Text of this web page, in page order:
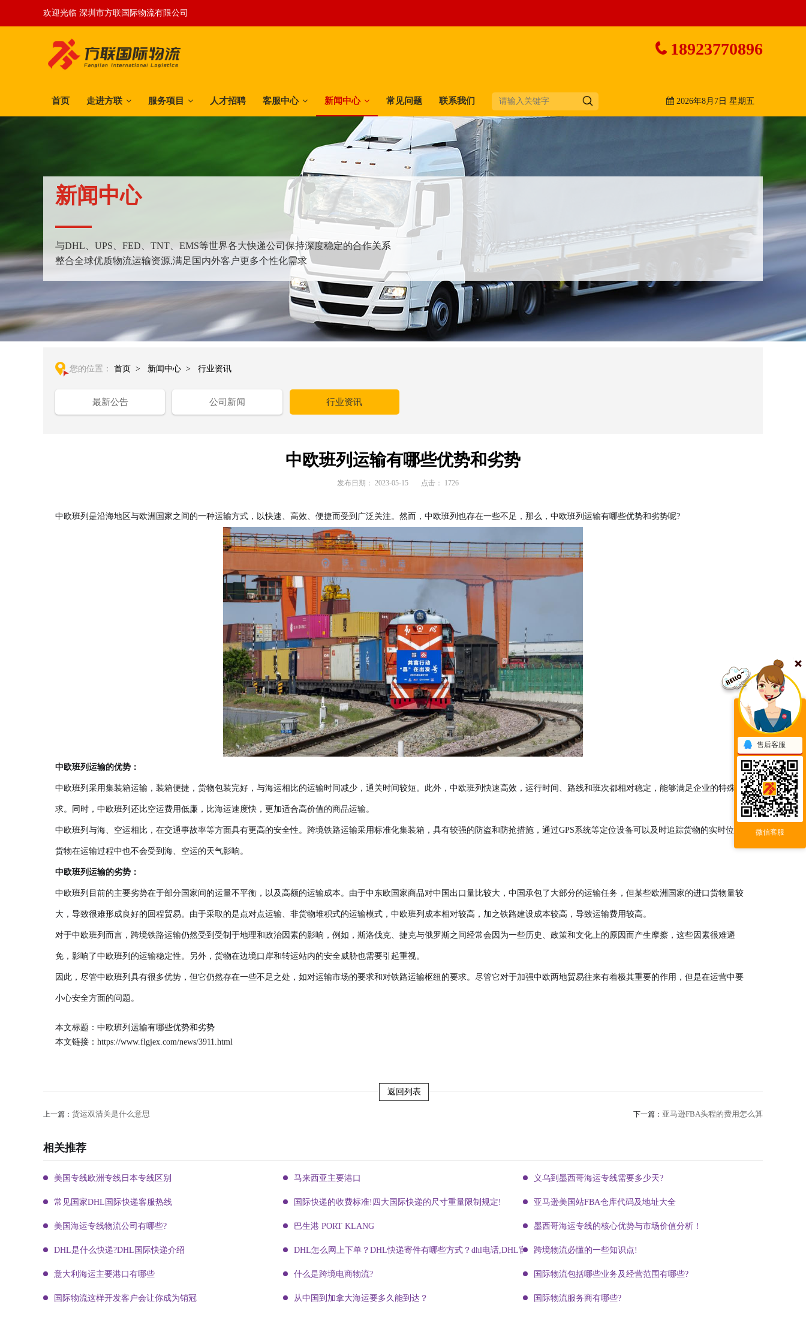
欢迎光临 深圳市方联国际物流有限公司
18923770896
首页 走进方联 服务项目 人才招聘 客服中心 新闻中心 常见问题 联系我们 2026年8月7日 星期五
新闻中心
与DHL、UPS、FED、TNT、EMS等世界各大快递公司保持深度稳定的合作关系
整合全球优质物流运输资源,满足国内外客户更多个性化需求
您的位置： 首页 > 新闻中心 > 行业资讯
最新公告 公司新闻 行业资讯
中欧班列运输有哪些优势和劣势
发布日期： 2023-05-15 点击： 1726
中欧班列是沿海地区与欧洲国家之间的一种运输方式，以快速、高效、便捷而受到广泛关注。然而，中欧班列也存在一些不足，那么，中欧班列运输有哪些优势和劣势呢?
中欧班列运输的优势：
中欧班列采用集装箱运输，装箱便捷，货物包装完好，与海运相比的运输时间减少，通关时间较短。此外，中欧班列快速高效，运行时间、路线和班次都相对稳定，能够满足企业的特殊需
求。同时，中欧班列还比空运费用低廉，比海运速度快，更加适合高价值的商品运输。
中欧班列与海、空运相比，在交通事故率等方面具有更高的安全性。跨境铁路运输采用标准化集装箱，具有较强的防盗和防抢措施，通过GPS系统等定位设备可以及时追踪货物的实时位置，
货物在运输过程中也不会受到海、空运的天气影响。
中欧班列运输的劣势：
中欧班列目前的主要劣势在于部分国家间的运量不平衡，以及高额的运输成本。由于中东欧国家商品对中国出口量比较大，中国承包了大部分的运输任务，但某些欧洲国家的进口货物量较
大，导致很难形成良好的回程贸易。由于采取的是点对点运输、非货物堆积式的运输模式，中欧班列成本相对较高，加之铁路建设成本较高，导致运输费用较高。
对于中欧班列而言，跨境铁路运输仍然受到受制于地理和政治因素的影响，例如，斯洛伐克、捷克与俄罗斯之间经常会因为一些历史、政策和文化上的原因而产生摩擦，这些因素很难避
免，影响了中欧班列的运输稳定性。另外，货物在边境口岸和转运站内的安全威胁也需要引起重视。
因此，尽管中欧班列具有很多优势，但它仍然存在一些不足之处，如对运输市场的要求和对铁路运输枢纽的要求。尽管它对于加强中欧两地贸易往来有着极其重要的作用，但是在运营中要
小心安全方面的问题。
本文标题：中欧班列运输有哪些优势和劣势
本文链接： https://www.flgjex.com/news/3911.html
返回列表
上一篇： 货运双清关是什么意思 下一篇： 亚马逊FBA头程的费用怎么算
相关推荐
美国专线欧洲专线日本专线区别 马来西亚主要港口 义乌到墨西哥海运专线需要多少天?
常见国家DHL国际快递客服热线 国际快递的收费标准!四大国际快递的尺寸重量限制规定! 亚马逊美国站FBA仓库代码及地址大全
美国海运专线物流公司有哪些? 巴生港 PORT KLANG 墨西哥海运专线的核心优势与市场价值分析！
DHL是什么快递?DHL国际快递介绍 DHL怎么网上下单？DHL快递寄件有哪些方式？dhl电话,DHL官网跨境物流必懂的一些知识点!
意大利海运主要港口有哪些 什么是跨境电商物流? 国际物流包括哪些业务及经营范围有哪些?
国际物流这样开发客户会让你成为销冠 从中国到加拿大海运要多久能到达？ 国际物流服务商有哪些?
售后客服
微信客服